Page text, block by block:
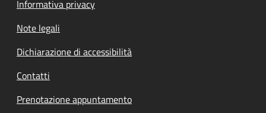
Informativa privacy
Note legali
Dichiarazione di accessibilità
Contatti
Prenotazione appuntamento